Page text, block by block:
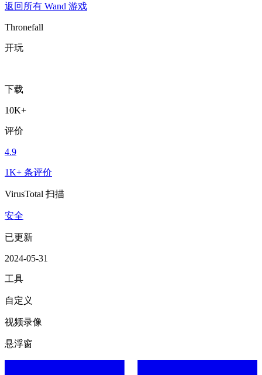
返回所有 Wand 游戏
Thronefall
开玩
下载
10K+
评价
4.9
1K+ 条评价
VirusTotal 扫描
安全
已更新
2024-05-31
工具
自定义
视频录像
悬浮窗